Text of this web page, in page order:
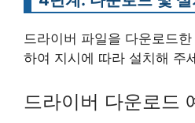
드라이버 파일을 다운로드
하여 지시에 따라 설치해 주
드라이버 다운로드